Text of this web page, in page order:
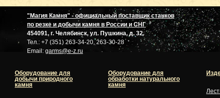
"Магия Камня" - официальный поставщик станков
по резке и добычи камня в России и СНГ
454091, г. Челябинск, ул. Пушкина, д. 32
Тел.: +7 (351) 263-34-20, 263-30-28
Email: garms@e-z.ru
Оборудование для
добычи природного
камня
Оборудование для
обработки натурального
камня